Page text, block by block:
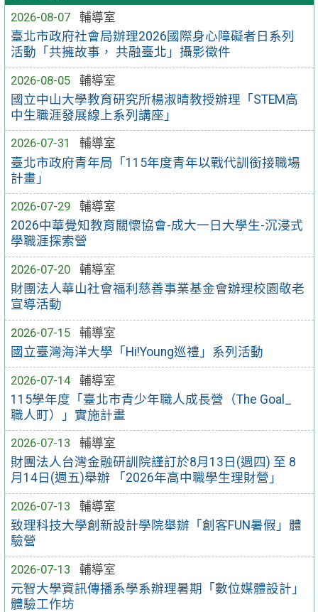
2026-08-07
輔導室
臺北市政府社會局辦理2026國際身心障礙者日系列
活動「共擁故事， 共融臺北」攝影徵件
2026-08-05
輔導室
國立中山大學教育研究所楊淑晴教授辦理「STEM高
中生職涯發展線上系列講座」
2026-07-31
輔導室
臺北市政府青年局「115年度青年以戰代訓銜接職場
計畫」
2026-07-29
輔導室
2026中華覺知教育關懷協會-成大一日大學生-沉浸式
學職涯探索營
2026-07-20
輔導室
財團法人華山社會福利慈善事業基金會辦理校園敬老
宣導活動
2026-07-15
輔導室
國立臺灣海洋大學「Hi!Young巡禮」系列活動
2026-07-14
輔導室
115學年度「臺北市青少年職人成長營（The Goal_
職人町）」實施計畫
2026-07-13
輔導室
財團法人台灣金融研訓院謹訂於8月13日(週四) 至 8
月14日(週五)舉辦 「2026年高中職學生理財營」
2026-07-13
輔導室
致理科技大學創新設計學院舉辦「創客FUN暑假」體
驗營
2026-07-13
輔導室
元智大學資訊傳播系學系辦理暑期「數位媒體設計」
體驗工作坊